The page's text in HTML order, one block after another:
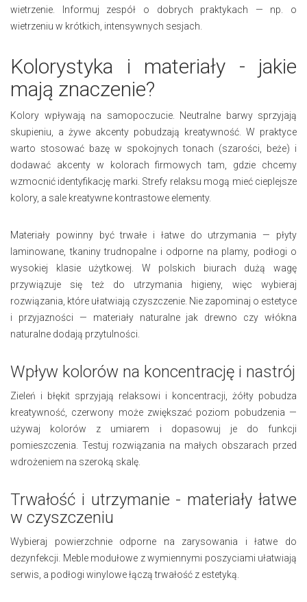
wietrzenie. Informuj zespół o dobrych praktykach — np. o
wietrzeniu w krótkich, intensywnych sesjach.
Kolorystyka i materiały - jakie
mają znaczenie?
Kolory wpływają na samopoczucie. Neutralne barwy sprzyjają
skupieniu, a żywe akcenty pobudzają kreatywność. W praktyce
warto stosować bazę w spokojnych tonach (szarości, beże) i
dodawać akcenty w kolorach firmowych tam, gdzie chcemy
wzmocnić identyfikację marki. Strefy relaksu mogą mieć cieplejsze
kolory, a sale kreatywne kontrastowe elementy.
Materiały powinny być trwałe i łatwe do utrzymania — płyty
laminowane, tkaniny trudnopalne i odporne na plamy, podłogi o
wysokiej klasie użytkowej. W polskich biurach dużą wagę
przywiązuje się też do utrzymania higieny, więc wybieraj
rozwiązania, które ułatwiają czyszczenie. Nie zapominaj o estetyce
i przyjazności — materiały naturalne jak drewno czy włókna
naturalne dodają przytulności.
Wpływ kolorów na koncentrację i nastrój
Zieleń i błękit sprzyjają relaksowi i koncentracji, żółty pobudza
kreatywność, czerwony może zwiększać poziom pobudzenia —
używaj kolorów z umiarem i dopasowuj je do funkcji
pomieszczenia. Testuj rozwiązania na małych obszarach przed
wdrożeniem na szeroką skalę.
Trwałość i utrzymanie - materiały łatwe
w czyszczeniu
Wybieraj powierzchnie odporne na zarysowania i łatwe do
dezynfekcji. Meble modułowe z wymiennymi poszyciami ułatwiają
serwis, a podłogi winylowe łączą trwałość z estetyką.